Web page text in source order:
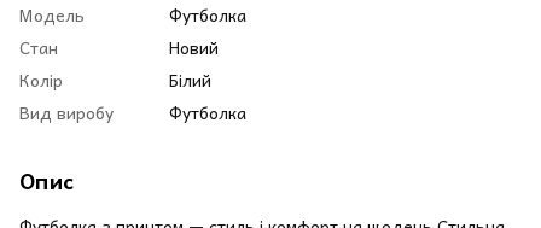
Модель
Футболка
Стан
Новий
Колір
Білий
Вид виробу
Футболка
Опис